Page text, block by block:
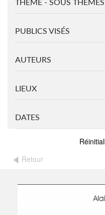
PUBLICS VISÉS
AUTEURS
LIEUX
DATES
Retour